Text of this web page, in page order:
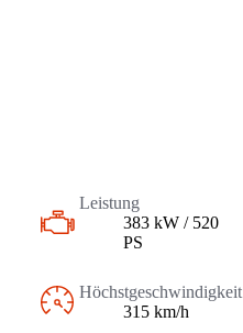
Leistung
383 kW / 520
PS
Höchstgeschwindigkeit
315 km/h